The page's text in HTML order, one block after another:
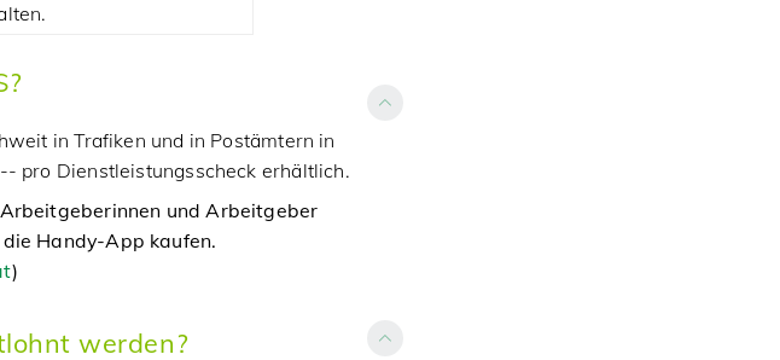
in Trafiken und in Postämtern in
pro Dienstleistungsscheck erhältlich.
und Arbeitgeber
Handy-App kaufen.
)
werden?